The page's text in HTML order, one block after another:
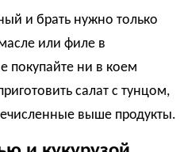
и брать нужно только
или филе в
покупайте ни в коем
салат с тунцом,
выше продукты.